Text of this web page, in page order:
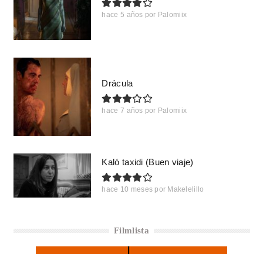
hace 5 años por Palomiix
Drácula
hace 7 años por Palomiix
Kaló taxidi (Buen viaje)
hace 10 meses por Makelelillo
Filmlista